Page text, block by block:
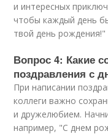
и интересных
чтобы каждый день
твой день рождения!"
Вопрос 4: Какие
поздравления с
При написании
коллеги важно
и дружелюбием.
например, "С днем